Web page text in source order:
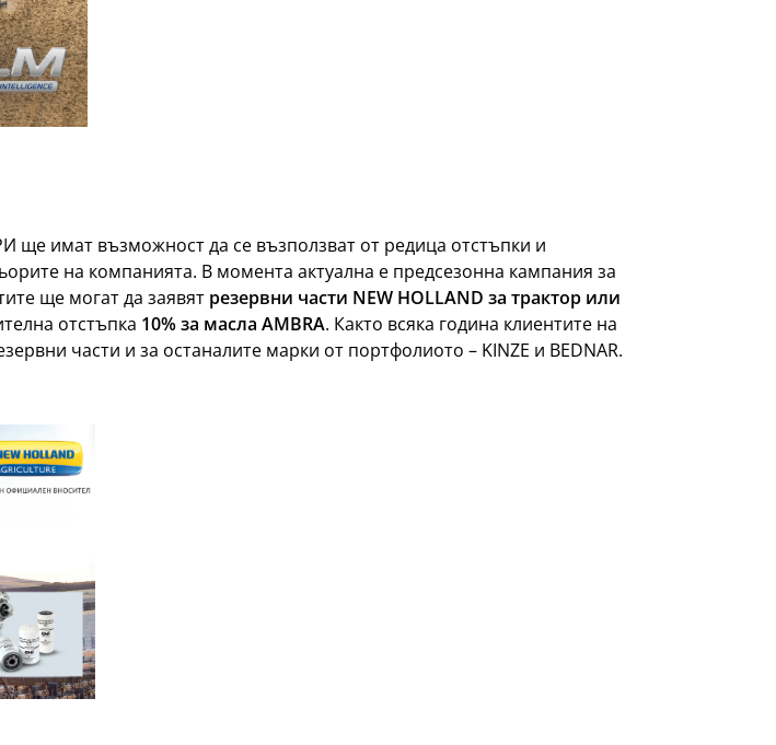
ще имат възможност да се възползват от редица отстъпки и
на компанията. В момента актуална е предсезонна кампания за
ще могат да заявят резервни части NEW HOLLAND за трактор или
отстъпка 10% за масла AMBRA. Както всяка година клиентите на
части и за останалите марки от портфолиото – KINZE и BEDNAR.